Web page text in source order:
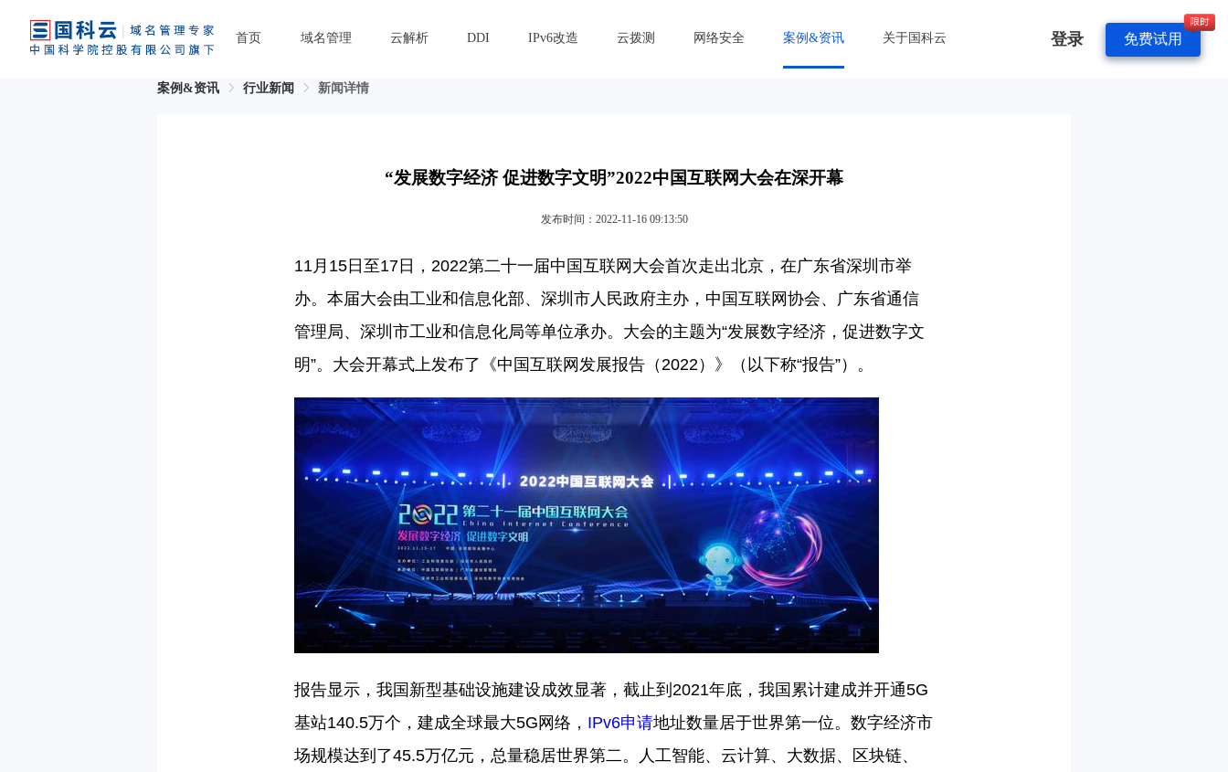
首页 域名管理 云解析 DDI IPv6改造 云拨测 网络安全 案例&资讯 关于国科云 登录 免费试用
案例&资讯 行业新闻 新闻详情
“发展数字经济 促进数字文明”2022中国互联网大会在深开幕
发布时间：2022-11-16 09:13:50
11月 15 日至17 日， 2022第二十一届中国互联网大会首次走出北京，在广东省深圳市举
办。本届大会由工业和信息化部、深圳市人民政府主办，中国互联网协会、广东省通信
管理局、深圳市工业和信息化局等单位承办。大会的主题为“发展数字经济，促进数字文
明”。大会开幕式上发布了《中国互联网发展报告（2022）》（以下称“报告”）。
报告显示，我国新型基础设施建设成效显著，截止到 2021年底，我国累计建成并开通5G
基站140.5万个，建成全球最大5G 网络， IPv6申请地址数量居于世界第一位。数字经济市
场规模达到了45.5万亿元，总量稳居世界第二。人工智能、云计算、大数据、区块链、